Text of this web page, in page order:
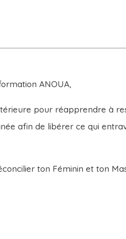
ANOUA,
pour réapprendre à
afin de libérer ce qui
ton Féminin et ton